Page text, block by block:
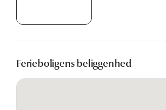
Ferieboligens beliggenhed